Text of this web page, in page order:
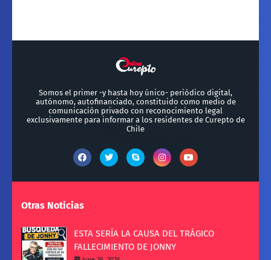
Somos el primer -y hasta hoy único- periódico digital,
autónomo, autofinanciado, constituido como medio de
comunicación privado con reconocimiento legal
exclusivamente para informar a los residentes de Curepto de
Chile
Otras Noticias
ESTA SERÍA LA CAUSA DEL TRÁGICO
FALLECIMIENTO DE JONNY